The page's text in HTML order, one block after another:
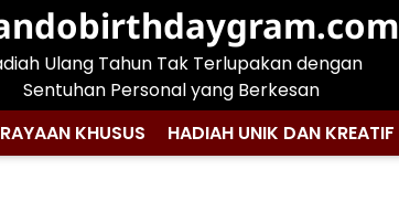
Ulang Tahun Tak Terlupakan dengan
Sentuhan Personal yang Berkesan
KHUSUS HADIAH UNIK DAN KREATIF